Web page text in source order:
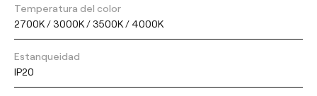
Temperatura del color
2700K / 3000K / 3500K / 4000K
Estanqueidad
IP20